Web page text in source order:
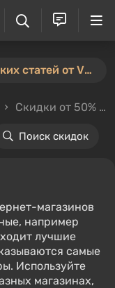
⚡️ Новый конкурс пользовательских статей от VGTimes — участвуйте тут ⚡️
Скидки от 50%
Поиск скидок
магазинов
например
лучшие
самые
Используйте
магазинах,